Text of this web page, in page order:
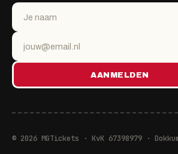
AANMELDEN
© 2026 MGTickets · KvK 67398979 ·